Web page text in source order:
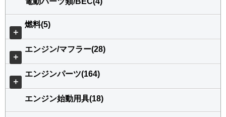
＋
燃料(5)
＋
エンジン/マフラー(28)
＋
エンジンパーツ(164)
エンジン始動用具(18)